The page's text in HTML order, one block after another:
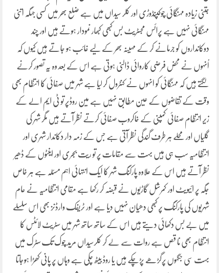
جتنی زیادہ مہنگائی چوکپنڈوڑی اور کلر سیداں میں ہے ضلع بھر میں کسی جہگہ اتنی
مہنگائی نہیں ہے پرائس مجسٹریٹ بس کبھی کبھار نمودار ہوتے ہیں اور چند
دوکانداروں کو جرمانے کر کے مہینہ بھر کے لیے غائب ہو جاتے ہیں کیوں کہ
اُنہوں نے محض فرضی کاروائی ڈالنی ہوتی ہے اس کے بعد وہ یہ تصور کرنے
لگتے ہیں کہ مہنگائی کو انہوں نے کنٹرول کر لیا ہے شہر میں صفائی کا انتظام بھی
وقت کے تقاضوں کے عین مطابق نہیں ہے مین روڈپر تو ٹی ایم الے کے
زیر انتظام صفائی کمپنی کے خاکروب صفائی کرتے نظر آتے ہیں مگر شہر کی
گلیاں اور محلے ہر طرف گندگی نظر آتی ہے جس کے زمہ دار دکاندار شہری اور
انتظامیہ سب ہی ہیں بہت سے مقامات پر تو ریت بجری اور اینٹوں کے ڈھیر
نظر آتے ہیں اس کے علاوہ پارکنگ شہر کا ایک انتہائی اہم مسئلہ ہے ہر خاص
جگہ پر ائیویٹ اور کمرشل گاڑیوں نے قبضہ کر رکھا ہے مقامی انتظامیہ نے عام
شہریوں کی پارکنگ پر کبھی دھیان نہیں دیا ہے اور ٹریفک وارڈنز بھی اس سلسلے
میں بے بس دکھائی دیتے ہیں اس کے ساتھ ساتھ شہر میں سٹریٹ لائٹس کا
انتظام بھی نا قص ہے روات سے لے کر کلرسیداں مرید چوک تک سٹرک میں
بہت سی جگہوں پرگڑھے پڑچکے ہیں یا روڈ بیٹھ چکی ہے وہاں پر پانی کھڑا ہوجاتا